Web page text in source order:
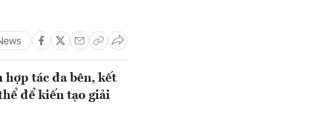
hợp tác đa bên, kết
để kiến tạo giải